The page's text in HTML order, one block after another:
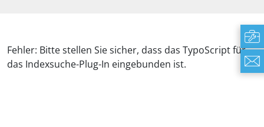
Fehler: Bitte stellen Sie sicher, dass das TypoScript für
das Indexsuche-Plug-In eingebunden ist.